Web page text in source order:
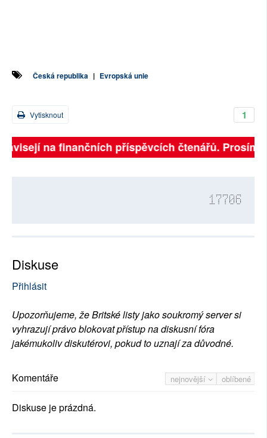
Česká republika | Evropská unie
1
Vytisknout
na finančních příspěvcích čtenářů. Prosíme,
17706
Diskuse
Přihlásit
Upozorňujeme, že Britské listy jako soukromý server si
vyhrazují právo blokovat přístup na diskusní fóra
jakémukoliv diskutérovi, pokud to uznají za důvodné.
nejnovější oblíbené
Komentáře
Diskuse je prázdná.